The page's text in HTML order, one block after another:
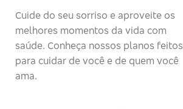
Cuide do seu sorriso e aproveite os
melhores momentos da vida com
saúde. Conheça nossos planos feitos
para cuidar de você e de quem você
ama.